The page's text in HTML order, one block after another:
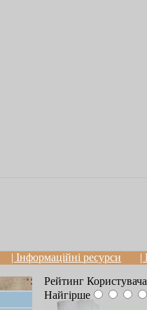
| Інформаційні ресурси |
Рейтинг
Найгірше